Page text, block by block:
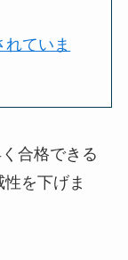
ていま
合格できる
を下げま